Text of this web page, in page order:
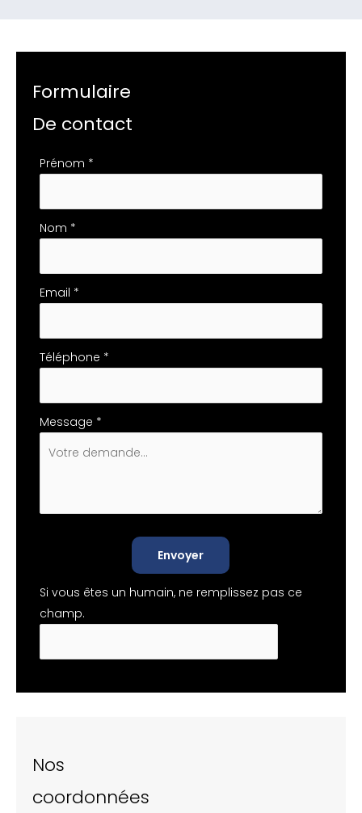
Formulaire
De contact
Formulaire
avec
téléphone
Prénom *
Nom *
Email *
Téléphone *
Message *
Envoyer
Si vous êtes un humain, ne remplissez pas ce
champ.
Nos
coordonnées